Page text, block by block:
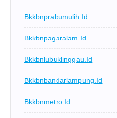
Bkkbnprabumulih.id
Bkkbnpagaralam.id
Bkkbnlubuklinggau.id
Bkkbnbandarlampung.id
Bkkbnmetro.id